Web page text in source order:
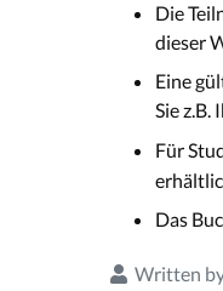
Die
dieser
Eine
Sie z.B.
Für
Das
Written